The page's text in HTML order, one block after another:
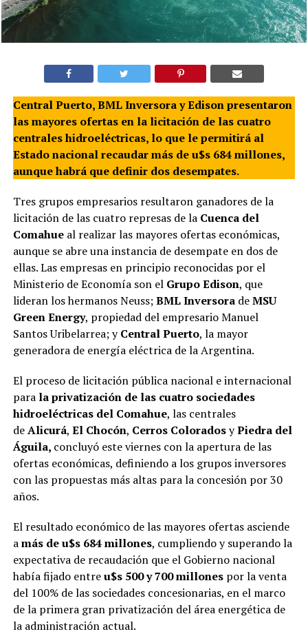
Central Puerto, BML Inversora y Edison presentaron
las mayores ofertas en la licitación de las cuatro
centrales hidroeléctricas, lo que le permitirá al
Estado nacional recaudar más de u$s 684 millones,
aunque habrá que definir dos desempates.
Tres grupos empresarios resultaron ganadores de la
licitación de las cuatro represas de la Cuenca del
Comahueal realizar las mayores ofertas económicas,
aunque se abre una instancia de desempate en dos de
ellas. Las empresas en principio reconocidas por el
Ministerio de Economía son el Grupo Edison, que
lideran los hermanos Neuss;BML InversoradeMSU
Green Energy, propiedad del empresario Manuel
Santos Uribelarrea; yCentral Puerto, la mayor
generadora de energía eléctrica de la Argentina.
El proceso de licitación pública nacional e internacional
parala privatización de las cuatro sociedades
hidroeléctricas del Comahue, las centrales
deAlicurá, El Chocón, Cerros ColoradosyPiedra del
Águila, concluyó este viernes con la apertura de las
ofertas económicas, definiendo a los grupos inversores
con las propuestas más altas para la concesión por 30
años.
El resultado económico de las mayores ofertas asciende
amás de u$s 684 millones, cumpliendo y superando la
expectativa de recaudación que el Gobierno nacional
había fijado entreu$s 500 y 700 millonespor la venta
del 100% de las sociedades concesionarias, en el marco
de la primera gran privatización del área energética de
la administración actual.